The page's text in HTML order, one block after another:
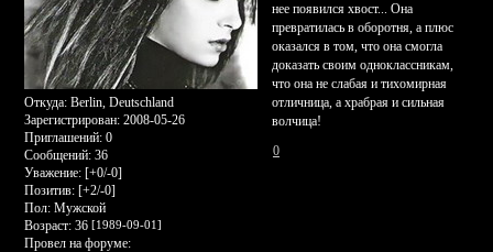
Откуда:Berlin, Deutschland
Зарегистрирован: 2008-05-26
Приглашений:0
Сообщений:36
Уважение: [+0/-0]
Позитив: [+2/-0]
Пол:Мужской
Возраст:36 [1989-09-01]
Провел на форуме:
нее появился хвост... Она
превратилась в оборотня, а плюс
оказался в том, что она смогла
доказать своим одноклассникам,
что она не слабая и тихомирная
отличница, а храбрая и сильная
волчица!
0